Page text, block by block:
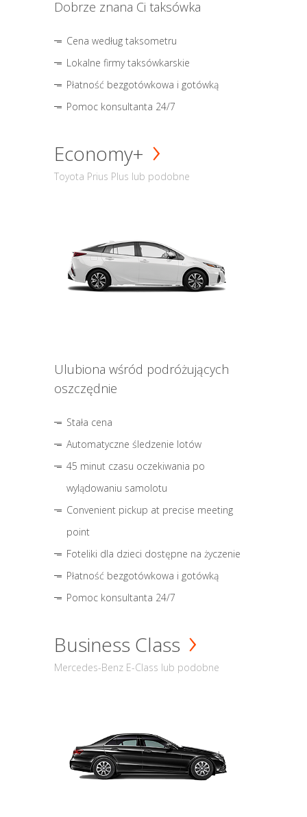
Dobrze znana Ci taksówka
Cena według taksometru
Lokalne firmy taksówkarskie
Płatność bezgotówkowa i gotówką
Pomoc konsultanta 24/7
Economy+
Toyota Prius Plus lub podobne
Ulubiona wśród podróżujących
oszczędnie
Stała cena
Automatyczne śledzenie lotów
45 minut czasu oczekiwania po
wylądowaniu samolotu
Convenient pickup at precise meeting
point
Foteliki dla dzieci dostępne na życzenie
Płatność bezgotówkowa i gotówką
Pomoc konsultanta 24/7
Business Class
Mercedes-Benz E-Class lub podobne